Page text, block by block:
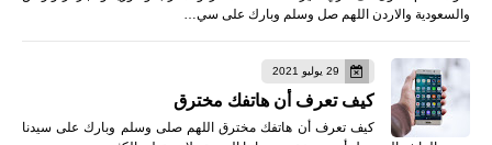
والسعودية والاردن اللهم صل وسلم وبارك على سي…
29 يوليو 2021
كيف تعرف أن هاتفك مخترق
كيف تعرف أن هاتفك مخترق اللهم صلى وسلم وبارك على سيدنا